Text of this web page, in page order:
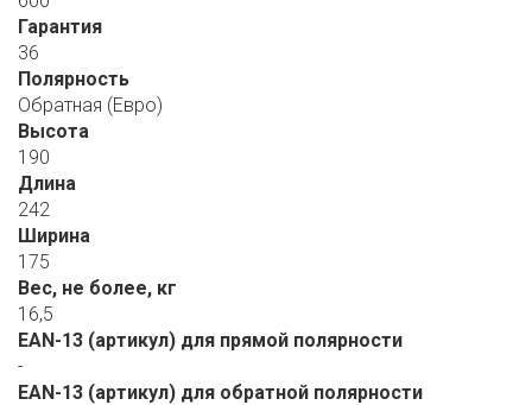
Гарантия
36
Полярность
Обратная (Евро)
Высота
190
Длина
242
Ширина
175
Вес, не более, кг
16,5
EAN-13 (артикул) для прямой полярности
-
EAN-13 (артикул) для обратной полярности